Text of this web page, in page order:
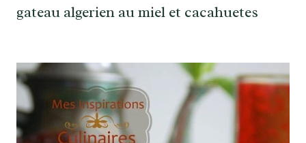
gateau algerien au miel et cacahuetes